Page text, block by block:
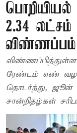
பொறியியல்
2.34
விண்ணப்பம்
ரேண்டம் எண்
தொடர்ந்து, ஜூன்
சான்றிதழ்கள்